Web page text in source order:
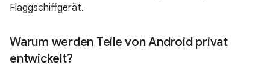
Flaggschiffgerät.
Warum werden Teile von Android privat
entwickelt?